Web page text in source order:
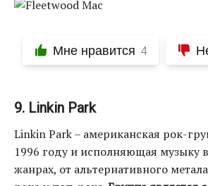
Мне нравится 4
9. Linkin Park
Linkin Park – американская рок-
1996 году и исполняющая музыку
жанрах, от альтернативного